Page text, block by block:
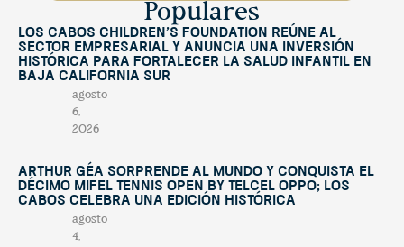
Populares
Los Cabos Children’s Foundation reúne al
sector empresarial y anuncia una inversión
histórica para fortalecer la salud infantil en
Baja California Sur
agosto
6,
2026
Arthur Géa sorprende al mundo y conquista el
décimo Mifel Tennis Open by Telcel OPPO; Los
Cabos celebra una edición histórica
agosto
4,